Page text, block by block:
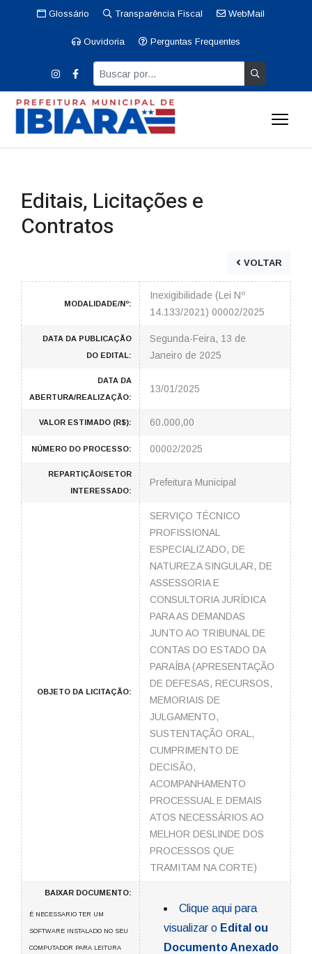
Glossário Transparência Fiscal WebMail
Ouvidoria Perguntas Frequentes
Editais, Licitações e
Contratos
VOLTAR
MODALIDADE/Nº:
Inexigibilidade (Lei Nº
14.133/2021) 00002/2025
DATA DA PUBLICAÇÃO
DO EDITAL:
Segunda-Feira, 13 de
Janeiro de 2025
DATA DA
ABERTURA/REALIZAÇÃO:
13/01/2025
VALOR ESTIMADO (R$): 60.000,00
NÚMERO DO PROCESSO: 00002/2025
REPARTIÇÃO/SETOR
INTERESSADO:
Prefeitura Municipal
OBJETO DA LICITAÇÃO:
SERVIÇO TÉCNICO
PROFISSIONAL
ESPECIALIZADO, DE
NATUREZA SINGULAR, DE
ASSESSORIA E
CONSULTORIA JURÍDICA
PARA AS DEMANDAS
JUNTO AO TRIBUNAL DE
CONTAS DO ESTADO DA
PARAÍBA (APRESENTAÇÃO
DE DEFESAS, RECURSOS,
MEMORIAIS DE
JULGAMENTO,
SUSTENTAÇÃO ORAL,
CUMPRIMENTO DE
DECISÃO,
ACOMPANHAMENTO
PROCESSUAL E DEMAIS
ATOS NECESSÁRIOS AO
MELHOR DESLINDE DOS
PROCESSOS QUE
TRAMITAM NA CORTE)
BAIXAR DOCUMENTO:
É NECESSARIO TER UM
SOFTWARE INSTALADO NO SEU
COMPUTADOR PARA LEITURA
Clique aqui para
visualizar o Edital ou
Documento Anexado